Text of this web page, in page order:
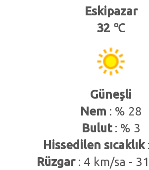
Eskipazar
32 ℃
Güneşli
Nem : % 28
Bulut: % 3
Hissedilen sıcaklık
Rüzgar: 4 km/sa -